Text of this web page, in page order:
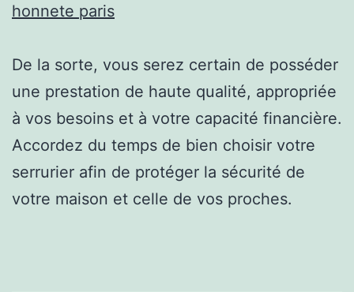
honnete paris
De la sorte, vous serez certain de posséder
une prestation de haute qualité, appropriée
à vos besoins et à votre capacité financière.
Accordez du temps de bien choisir votre
serrurier afin de protéger la sécurité de
votre maison et celle de vos proches.